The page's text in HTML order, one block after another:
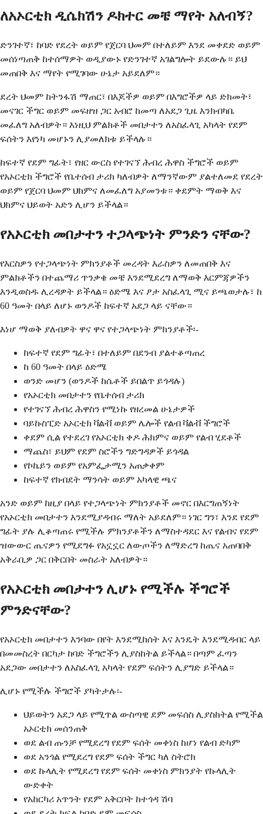
ለአኦርቲክ ዲሴክሽን ዶክተር መቼ ማየት አለብኝ?
ድንገተኛ፣ ከባድ የደረት ወይም የጀርባ ህመም በተለይም እንደ መቀደድ ወይም
መሰነጣጠቅ ከተሰማዎት ወዲያውኑ የድንገተኛ አገልግሎት ይደውሉ። ይህ
መጠበቅ እና ማየት የሚገባው ሁኔታ አይደለም።
ደረት ህመም ከትንፋሽ ማጠር፣ በእጆችዎ ወይም በእግሮችዎ ላይ ድክመት፣
መናገር ችግር ወይም መፍዘዝ ጋር አብሮ ከመጣ ለአደጋ ጊዜ እንክብካቤ
መፈለግ አለብዎት። እነዚህ ምልክቶች መበታተን ለአስፈላጊ አካላት የደም
ፍሰትን እየነካ መሆኑን ሊያመለክቱ ይችላሉ።
ከፍተኛ የደም ግፊት፣ የዘር ውርስ የተገናኘ ሕብረ ሕዋስ ችግሮች ወይም
የአኦርቲክ ችግሮች የቤተሰብ ታሪክ ካለብዎት ለማንኛውም ያልተለመደ የደረት
ወይም የጀርባ ህመም ህክምና ለመፈለግ አያመንቱ። ቀደምት ማወቅ እና
ህክምና ህይወት አድን ሊሆን ይችላል።
የአኦርቲክ መበታተን ተጋላጭነት ምንድን ናቸው?
የእርስዎን የተጋላጭነት ምክንያቶች መረዳት እራስዎን ለመጠበቅ እና
ምልክቶችን በተጨማሪ ጥንቃቄ መቼ እንደሚደረግ ለማወቅ እርምጃዎችን
እንዲወስዱ ሊረዳዎት ይችላል። ዕድሜ እና ፆታ አስፈላጊ ሚና ይጫወታሉ፣ ከ
60 ዓመት በላይ ለሆኑ ወንዶች ከፍተኛ አደጋ ላይ ናቸው።
እነሆ ማወቅ ያለብዎት ዋና ዋና የተጋላጭነት ምክንያቶች፡-
ከፍተኛ የደም ግፊት፣ በተለይም በደንብ ያልተቆጣጠረ
ከ 60 ዓመት በላይ ዕድሜ
ወንድ መሆን (ወንዶች ከሴቶች ይበልጥ ይጎዳሉ)
የአኦርቲክ መበታተን የቤተሰብ ታሪክ
የተገናኘ ሕብረ ሕዋስን የሚነኩ የዘረመል ሁኔታዎች
ባይኩስፒድ አኦርቲክ ቫልቭ ወይም ሌሎች የልብ ቫልቭ ችግሮች
ቀደም ሲል የተደረገ የአኦርቲክ ቀዶ ሕክምና ወይም የልብ ሂደቶች
ማጨስ፣ ይህም የደም ስሮችን ግድግዳዎች ይጎዳል
የኮኬይን ወይም የአምፌታሚን አጠቃቀም
ከፍተኛ የክብደት ማንሳት ወይም አካላዊ ጫና
አንድ ወይም ከዚያ በላይ የተጋላጭነት ምክንያቶች መኖር በእርግጠኝነት
የአኦርቲክ መበታተን እንደሚያዳብሩ ማለት አይደለም። ነገር ግን፣ እንደ የደም
ግፊት ያሉ ሊቆጣጠሩ የሚችሉ ምክንያቶችን ለማስተዳደር እና የልብና የደም
ዝውውር ጤናዎን የሚደግፉ የአኗኗር ለውጦችን ለማድረግ ከጤና አጠባበቅ
አቅራቢዎ ጋር በቅርበት መስራት አለብዎት።
የአኦርቲክ መበታተን ሊሆኑ የሚችሉ ችግሮች
ምንድናቸው?
የአኦርቲክ መበታተን እንባው በየት እንደሚከሰት እና እንዴት እንደሚዳብር ላይ
በመመስረት በርካታ ከባድ ችግሮችን ሊያስከትል ይችላል። በጣም ፈጣን
አደጋው መበታተን ለአስፈላጊ አካላት የደም ፍሰትን ሊያግድ ይችላል።
ሊሆኑ የሚችሉ ችግሮች ያካትታሉ፡-
ህይወትን አደጋ ላይ የሚጥል ውስጣዊ ደም መፍሰስ ሊያስከትል የሚችል
አኦርቲክ መሰንጠቅ
ወደ ልብ ጡንቻ የሚደረግ የደም ፍሰት መቀነስ ከሆነ የልብ ድካም
ወደ አንጎል የሚደረግ የደም ፍሰት ችግር ካለ ስትሮክ
ወደ ኩላሊት የሚደረግ የደም ፍሰት መቀነስ ምክንያት የኩላሊት
ውድቀት
የአከርካሪ አጥንት የደም አቅርቦት ከተጎዳ ሽባ